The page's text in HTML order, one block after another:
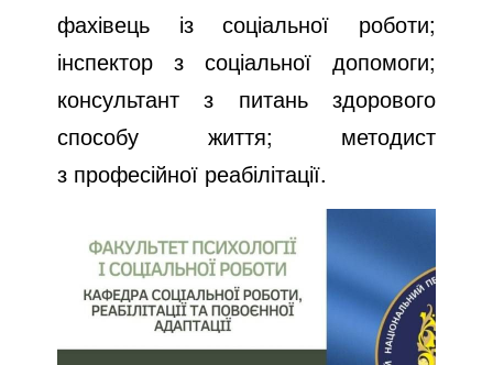
фахівець із соціальної роботи;
інспектор з соціальної допомоги;
консультант з питань здорового
способу життя; методист
з професійної реабілітації.